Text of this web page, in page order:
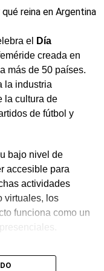
manager
la técnica
y que
sus experiencias
remarcaron
sino que protege,
y aporta
un comienzo
que
el
Día
creada en
más de 50 países.
la industria
la cultura de
de fútbol y
bajo nivel de
accesible para
actividades
virtuales, los
funciona como un
y